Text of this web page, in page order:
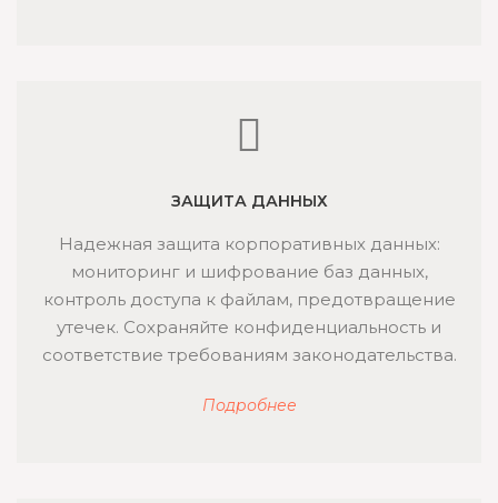
ЗАЩИТА ДАННЫХ
Надежная защита корпоративных данных:
мониторинг и шифрование баз данных,
контроль доступа к файлам, предотвращение
утечек. Сохраняйте конфиденциальность и
соответствие требованиям законодательства.
Подробнее